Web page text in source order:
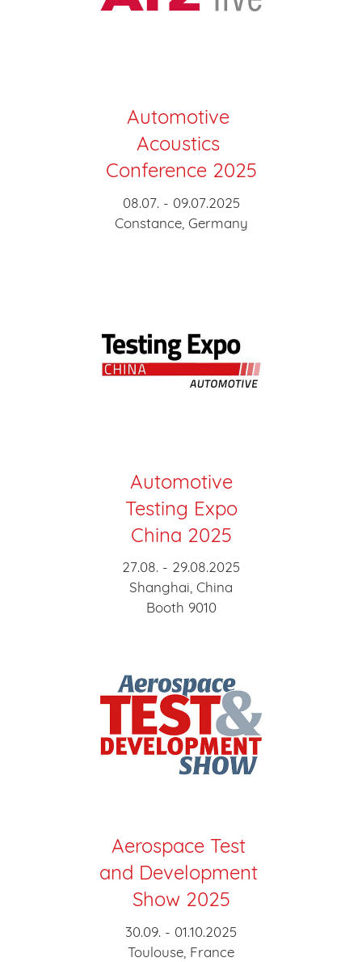
Automotive
Acoustics
Conference 2025
08.07. - 09.07.2025
Constance, Germany
Automotive
Testing Expo
China 2025
27.08. - 29.08.2025
Shanghai, China
Booth 9010
Aerospace Test
and Development
Show 2025
30.09. - 01.10.2025
Toulouse, France